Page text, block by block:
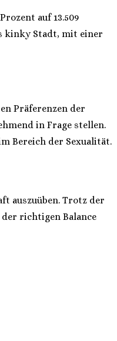
auf 13.509
kinky Stadt, mit einer
Präferenzen der
in Frage stellen.
Bereich der Sexualität.
auszuüben. Trotz der
richtigen Balance